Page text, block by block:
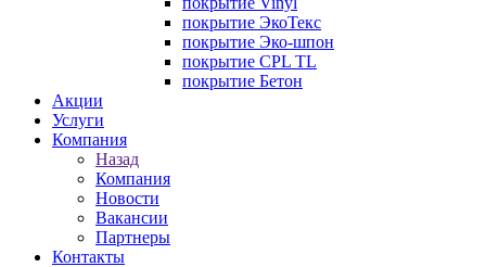
покрытие ЭкоТекс
покрытие Эко-шпон
покрытие CPL TL
покрытие Бетон
Акции
Услуги
Компания
Назад
Компания
Новости
Вакансии
Партнеры
Контакты